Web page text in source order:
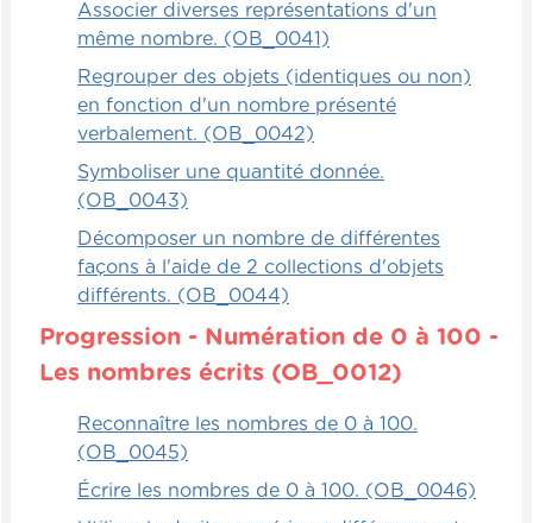
Associer diverses représentations d'un
même nombre. (OB_0041)
Regrouper des objets (identiques ou non)
en fonction d'un nombre présenté
verbalement. (OB_0042)
Symboliser une quantité donnée.
(OB_0043)
Décomposer un nombre de différentes
façons à l'aide de 2 collections d'objets
différents. (OB_0044)
Progression - Numération de 0 à 100 -
Les nombres écrits (OB_0012)
Reconnaître les nombres de 0 à 100.
(OB_0045)
Écrire les nombres de 0 à 100. (OB_0046)